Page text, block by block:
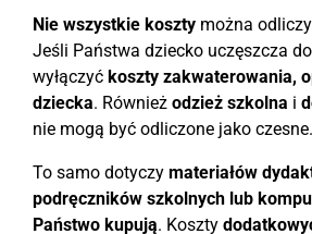
Nie wszystkie koszty można
Jeśli Państwa dziecko uczęszcza
wyłączyć koszty zakwaterowania,
dziecka. Również odzież szkolna i
nie mogą być odliczone jako czesne.
To samo dotyczy materiałów
podręczników szkolnych lub
Państwo kupują. Koszty